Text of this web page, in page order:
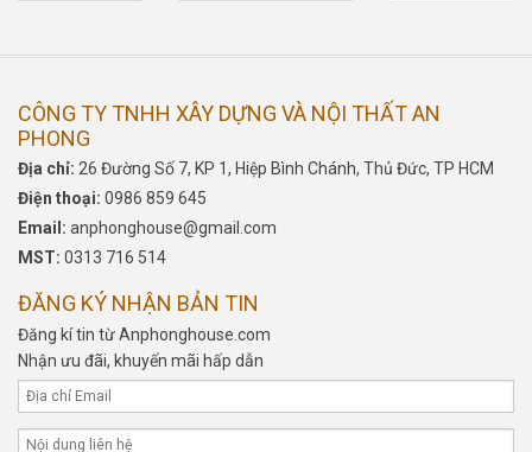
CÔNG TY TNHH XÂY DỰNG VÀ NỘI THẤT AN
PHONG
Địa chỉ: 26 Đường Số 7, KP 1, Hiệp Bình Chánh, Thủ Đức, TP HCM
Điện thoại: 0986 859 645
Email: anphonghouse@gmail.com
MST: 0313 716 514
ĐĂNG KÝ NHẬN BẢN TIN
Đăng kí tin từ Anphonghouse.com
Nhận ưu đãi, khuyến mãi hấp dẫn